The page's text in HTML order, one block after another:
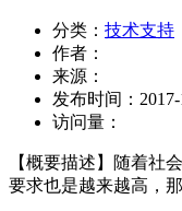
分类： 技术支持
作者：
来源：
发布时间：
访问量：
【概要描述】
随着社
要求也是越来越高，